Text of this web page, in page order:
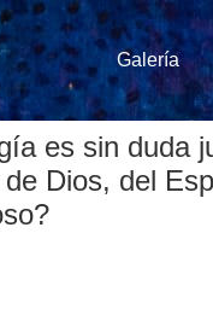
Galería
es sin duda
Dios, del